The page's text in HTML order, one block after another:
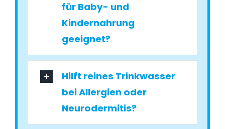
für Baby- und
Kindernahrung
geeignet?
Hilft reines Trinkwasser
bei Allergien oder
Neurodermitis?